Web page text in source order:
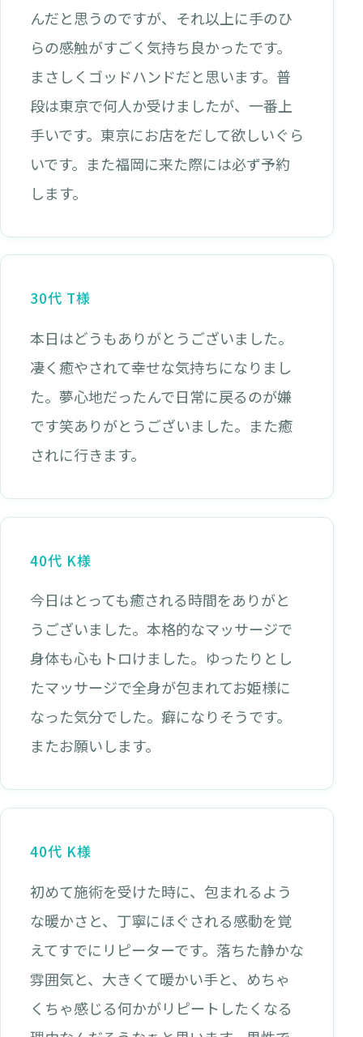
んだと思うのですが、それ以上に手のひ
らの感触がすごく気持ち良かったです。
まさしくゴッドハンドだと思います。普
段は東京で何人か受けましたが、一番上
手いです。東京にお店をだして欲しいぐら
いです。また福岡に来た際には必ず予約
します。
30代 T様
本日はどうもありがとうございました。
凄く癒やされて幸せな気持ちになりまし
た。夢心地だったんで日常に戻るのが嫌
です笑ありがとうございました。また癒
されに行きます。
40代 K様
今日はとっても癒される時間をありがと
うございました。本格的なマッサージで
身体も心もトロけました。ゆったりとし
たマッサージで全身が包まれてお姫様に
なった気分でした。癖になりそうです。
またお願いします。
40代 K様
初めて施術を受けた時に、包まれるよう
な暖かさと、丁寧にほぐされる感動を覚
えてすでにリピーターです。落ちた静かな
雰囲気と、大きくて暖かい手と、めちゃ
くちゃ感じる何かがリピートしたくなる